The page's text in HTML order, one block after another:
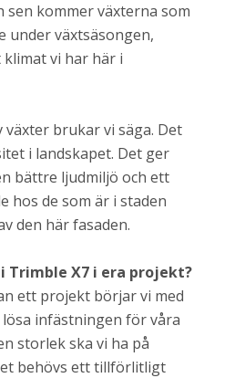
sen kommer växterna som
under växtsäsongen,
vi har här i
växter brukar vi säga. Det
i landskapet. Det ger
bättre ljudmiljö och ett
hos de som är i staden
den här fasaden.
Trimble X7 i era projekt?
ett projekt börjar vi med
infästningen för våra
storlek ska vi ha på
behövs ett tillförlitligt